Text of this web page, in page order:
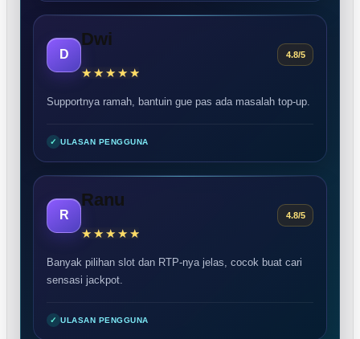
D
Dwi
4.8/5
Supportnya ramah, bantuin gue pas ada masalah top-up.
✓ ULASAN PENGGUNA
R
Ranu
4.8/5
Banyak pilihan slot dan RTP-nya jelas, cocok buat cari
sensasi jackpot.
✓ ULASAN PENGGUNA